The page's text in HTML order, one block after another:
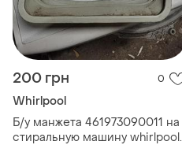
200 грн 0
Whirlpool
Б/у манжета 461973090011 на
стиральную машину whirlpool,